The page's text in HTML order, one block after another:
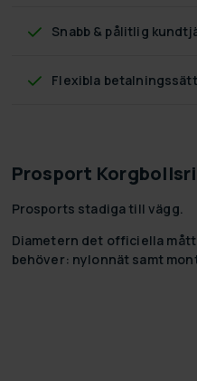
Snabb & pålitlig
Flexibla betalningssätt
Prosport
Prosports stadiga till vägg.
Diametern det officiella
behöver: nylonnät samt